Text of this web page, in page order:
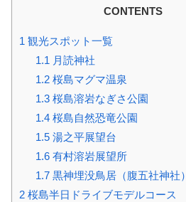
CONTENTS
1 観光スポット一覧
1.1 月読神社
1.2桜島マグマ温泉
1.3桜島溶岩なぎさ公園
1.4桜島自然恐竜公園
1.5湯之平展望台
1.6有村溶岩展望所
1.7黒神埋没鳥居（腹五社神社）
2 桜島半日ドライブモデルコース